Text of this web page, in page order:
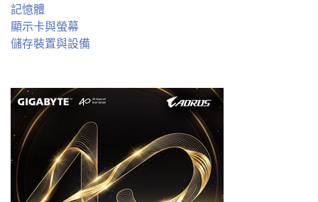
記憶體
顯示卡與螢幕
儲存裝置與設備